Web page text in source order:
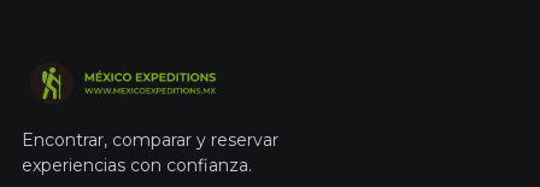
Encontrar, comparar y reservar
experiencias con confianza.